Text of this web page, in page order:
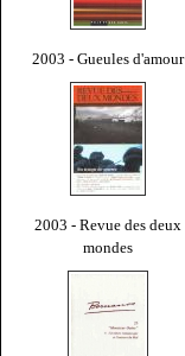
2003 - Gueules d'amour
2003 - Revue des deux
mondes